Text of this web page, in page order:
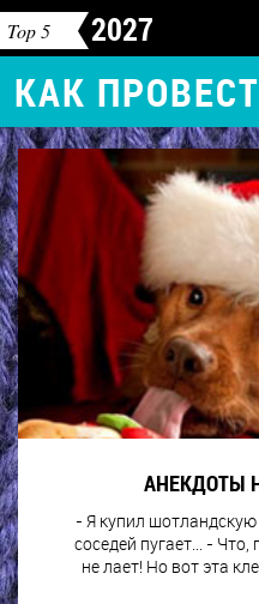
Top 5 2027
КАК
АНЕКДОТЫ
- Я купил шотландскую
соседей пугает... -
не лает! Но вот эта